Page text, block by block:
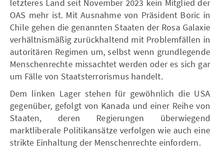
letzteres Land seit November 2023 kein Mitglied der
OAS mehr ist. Mit Ausnahme von Präsident Boric in
Chile gehen die genannten Staaten der Rosa Galaxie
verhältnismäßig zurückhaltend mit Problemfällen in
autoritären Regimen um, selbst wenn grundlegende
Menschenrechte missachtet werden oder es sich gar
um Fälle von Staatsterrorismus handelt.
Dem linken Lager stehen für gewöhnlich die USA
gegenüber, gefolgt von Kanada und einer Reihe von
Staaten, deren Regierungen überwiegend
marktliberale Politikansätze verfolgen wie auch eine
strikte Einhaltung der Menschenrechte einfordern.